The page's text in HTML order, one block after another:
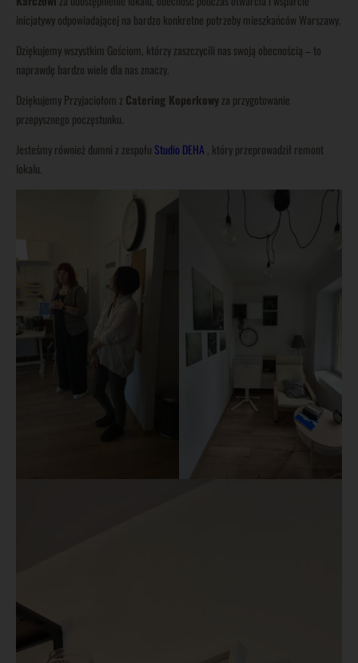
inicjatywy odpowiadającej na bardzo konkretne potrzeby mieszkańców Warszawy.
Dziękujemy wszystkim Gościom, którzy zaszczycili nas swoją obecnością – to
naprawdę bardzo wiele dla nas znaczy.
Dziękujemy Przyjaciołom z Catering Koperkowyza przygotowanie
przepysznego poczęstunku.
Jesteśmy również dumni z zespołu Studio DEHA , który przeprowadził remont
lokalu.